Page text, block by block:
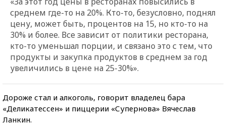
среднем где-то на 20%. Кто-то, безусловно, поднял
цену, может быть, процентов на 15, но кто-то на
30% и более. Все зависит от политики ресторана,
кто-то уменьшал порции, и связано это с тем, что
продукты и закупка продуктов в среднем за год
увеличились в цене на 25-30%».
Дороже стал и алкоголь, говорит владелец бара
«Деликатессен» и пиццерии «Супернова» Вячеслав
Ланкин.